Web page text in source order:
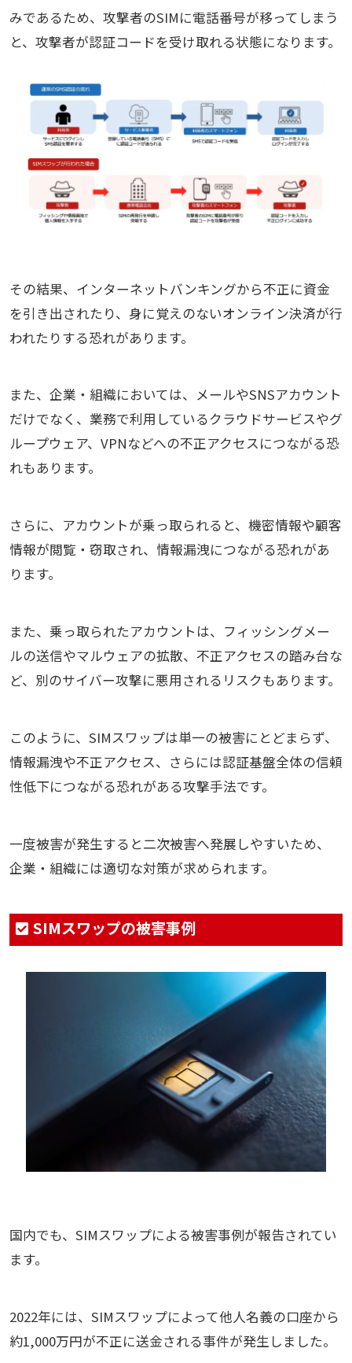
みであるため、攻撃者のSIMに電話番号が移ってしまう
と、攻撃者が認証コードを受け取れる状態になります。
その結果、インターネットバンキングから不正に資金
を引き出されたり、身に覚えのないオンライン決済が行
われたりする恐れがあります。
また、企業・組織においては、メールやSNSアカウント
だけでなく、業務で利用しているクラウドサービスやグ
ループウェア、VPNなどへの不正アクセスにつながる恐
れもあります。
さらに、アカウントが乗っ取られると、機密情報や顧客
情報が閲覧・窃取され、情報漏洩につながる恐れがあ
ります。
また、乗っ取られたアカウントは、フィッシングメー
ルの送信やマルウェアの拡散、不正アクセスの踏み台な
ど、別のサイバー攻撃に悪用されるリスクもあります。
このように、SIMスワップは単一の被害にとどまらず、
情報漏洩や不正アクセス、さらには認証基盤全体の信頼
性低下につながる恐れがある攻撃手法です。
一度被害が発生すると二次被害へ発展しやすいため、
企業・組織には適切な対策が求められます。
SIMスワップの被害事例
国内でも、SIMスワップによる被害事例が報告されてい
ます。
2022年には、SIMスワップによって他人名義の口座から
約1,000万円が不正に送金される事件が発生しました。